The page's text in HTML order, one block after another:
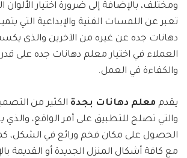
ومختلف، بالإضافة إلى ضرورة اختيار الألوان
تعبر عن اللمسات الفنية والإبداعية التي
دهانات جده عن غيره من الآخرين والذى
العملاء في اختيار معلم دهانات جده على
والكفاءة في العمل.
يقدم معلم دهانات بجدة الكثير من
والتي تصلح للتطبيق على أمر الواقع،
الحصول على مكان فخم ورائع في الشكل،
مع كافة أشكال المنزل الجديدة أو القديمة